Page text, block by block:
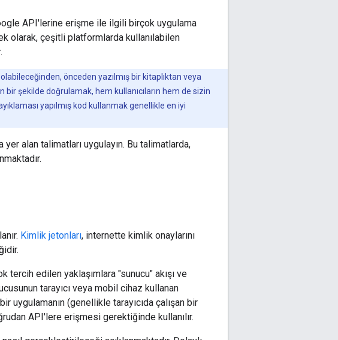
API'lerine erişme ile ilgili birçok uygulama
olarak, çeşitli platformlarda kullanılabilen
önceden yazılmış bir kitaplıktan veya
şekilde doğrulamak, hem kullanıcıların hem de sizin
yapılmış kod kullanmak genellikle en iyi
alan talimatları uygulayın. Bu talimatlarda,
Kimlik jetonları, internette kimlik onaylarını
tercih edilen yaklaşımlara "sunucu" akışı ve
tarayıcı veya mobil cihaz kullanan
uygulamanın (genellikle tarayıcıda çalışan bir
API'lere erişmesi gerektiğinde kullanılır.